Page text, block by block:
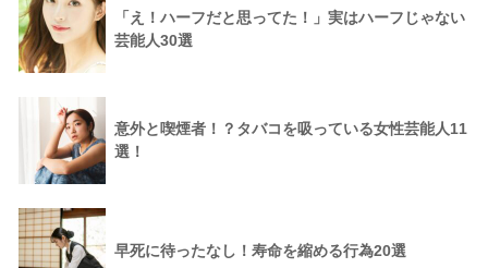
「え！ハーフだと思ってた！」実はハーフじゃない
芸能人30選
意外と喫煙者！？タバコを吸っている女性芸能人11
選！
早死に待ったなし！寿命を縮める行為20選